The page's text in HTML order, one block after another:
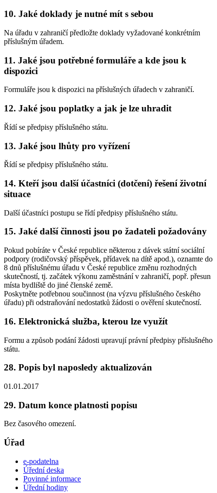
10. Jaké doklady je nutné mít s sebou
Na úřadu v zahraničí předložte doklady vyžadované konkrétním
příslušným úřadem.
11. Jaké jsou potřebné formuláře a kde jsou k
dispozici
Formuláře jsou k dispozici na příslušných úřadech v zahraničí.
12. Jaké jsou poplatky a jak je lze uhradit
Řídí se předpisy příslušného státu.
13. Jaké jsou lhůty pro vyřízení
Řídí se předpisy příslušného státu.
14. Kteří jsou další účastníci (dotčení) řešení životní
situace
Další účastníci postupu se řídí předpisy příslušného státu.
15. Jaké další činnosti jsou po žadateli požadovány
Pokud pobíráte v České republice některou z dávek státní sociální
podpory (rodičovský příspěvek, přídavek na dítě apod.), oznamte do
8 dnů příslušnému úřadu v České republice změnu rozhodných
skutečností, tj. začátek výkonu zaměstnání v zahraničí, popř. přesun
místa bydliště do jiné členské země.
Poskytněte potřebnou součinnost (na výzvu příslušného českého
úřadu) při odstraňování nedostatků žádosti o ověření skutečností.
16. Elektronická služba, kterou lze využít
Formu a způsob podání žádosti upravují právní předpisy příslušného
státu.
28. Popis byl naposledy aktualizován
01.01.2017
29. Datum konce platnosti popisu
Bez časového omezení.
Úřad
e-podatelna
Úřední deska
Povinné informace
Úřední hodiny